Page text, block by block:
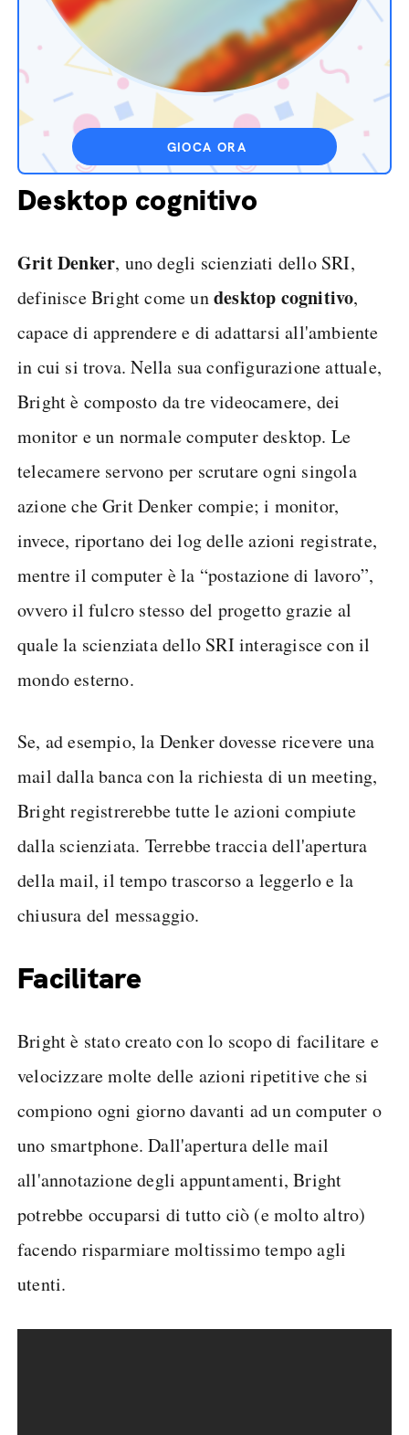
GIOCA ORA
Desktop cognitivo
Grit Denker, uno degli scienziati dello SRI,
definisce Bright come undesktop cognitivo,
capace di apprendere e di adattarsi all'ambiente
in cui si trova. Nella sua configurazione attuale,
Bright è composto da tre videocamere, dei
monitor e un normale computer desktop. Le
telecamere servono per scrutare ogni singola
azione che Grit Denker compie; i monitor,
invece, riportano dei log delle azioni registrate,
mentre il computer è la “postazione di lavoro”,
ovvero il fulcro stesso del progetto grazie al
quale la scienziata dello SRI interagisce con il
mondo esterno.
Se, ad esempio, la Denker dovesse ricevere una
mail dalla banca con la richiesta di un meeting,
Bright registrerebbe tutte le azioni compiute
dalla scienziata. Terrebbe traccia dell'apertura
della mail, il tempo trascorso a leggerlo e la
chiusura del messaggio.
Facilitare
Bright è stato creato con lo scopo di facilitare e
velocizzare molte delle azioni ripetitive che si
compiono ogni giorno davanti ad un computer o
uno smartphone. Dall'apertura delle mail
all'annotazione degli appuntamenti, Bright
potrebbe occuparsi di tutto ciò (e molto altro)
facendo risparmiare moltissimo tempo agli
utenti.